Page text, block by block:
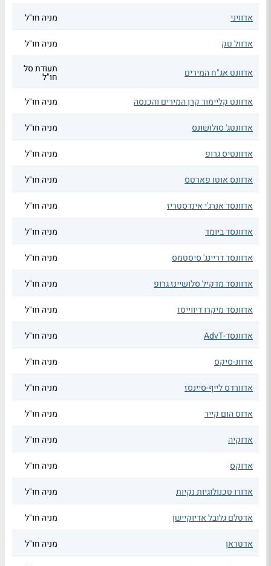
אדוויני
מניה חו"ל
אדוול טק מניה חו"ל
אדוונט אג"ח המירים תעודת סל
חו"ל
אדוונט קליימור קרן המירים והכנסה
מניה חו"ל
אדוונטג' סולושונס מניה חו"ל
אדוונטיס גרופ מניה חו"ל
אדוונס אוטו פארטס מניה חו"ל
אדוונסד אנרג'י אינדסטריז מניה חו"ל
אדוונסד ביומד מניה חו"ל
אדוונסד דריינג' סיסטמס מניה חו"ל
אדוונסד מדקיל סלושיינז גרופ מניה חו"ל
אדוונסד מיקרו דיווייסז מניה חו"ל
אדוונסד-AdvT מניה חו"ל
אדוונ-סיקס מניה חו"ל
אדוורדס לייף-סיינסז מניה חו"ל
אדוס הום קייר מניה חו"ל
אדוקיה מניה חו"ל
אדוקס מניה חו"ל
אדורו טכנולוגיות נקיות מניה חו"ל
אדטלם גלובל אדיוקיישן מניה חו"ל
אדטראן מניה חו"ל